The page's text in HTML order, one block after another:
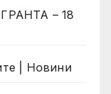
– 18
| Новини